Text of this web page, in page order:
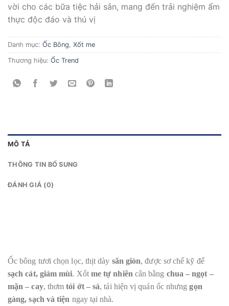
vời cho các bữa tiệc hải sản, mang đến trải nghiệm ẩm
thực độc đáo và thú vị
Danh mục: Ốc Bông, Xốt me
Thương hiệu: Ốc Trend
MÔ TẢ
THÔNG TIN BỔ SUNG
ĐÁNH GIÁ (0)
Ốc bông tươi chọn lọc, thịt dày săn giòn, được sơ chế kỹ để
sạch cát, giảm mùi. Xốt me tự nhiên cân bằng chua – ngọt –
mặn – cay, thơmtỏi ớt – sả, tái hiện vị quán ốc nhưnggọn
gàng, sạch và tiện ngay tại nhà.